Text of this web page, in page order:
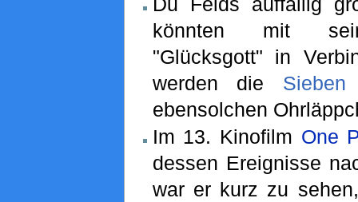
könnten mit
"Glücksgott" in
werden die Sieben
ebensolchen
Im 13. Kinofilm One
dessen Ereignisse
war er kurz zu